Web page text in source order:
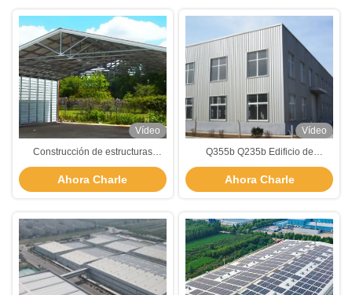
Vídeo
Construcción de estructuras
industriales prefabricadas de
acero
Ahora Charle
Vídeo
Q355b Q235b Edificio de
estructura de acero Edificio
prefabricado con marco de acero
ligero
Ahora Charle